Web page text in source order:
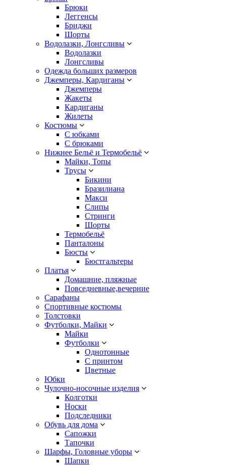
Брюки
Леггенсы
Бриджи
Шорты
Водолазки, Лонгсливы
Водолазки
Лонгсливы
Одежда больших размеров
Джемперы, Кардиганы
Джемперы
Жакеты
Кардиганы
Жилеты
Костюмы
С юбками
С брюками
Нижнее Бельё и Термобельё
Майки, Топы
Трусы
Бикини
Бразилиана
Макси
Слипы
Стринги
Шорты
Термобельё
Панталоны
Бюсты
Бюстгальтеры
Платья
Домашние, пляжные
Повседневные,вечерние
Сарафаны
Спортивные костюмы
Толстовки
Футболки, Майки
Майки
Футболки
Однотонные
С принтом
Цветные
Юбки
Чулочно-носочные изделия
Колготки
Носки
Подследники
Обувь для дома
Сапожки
Тапочки
Шарфы, Головные уборы
Шапки